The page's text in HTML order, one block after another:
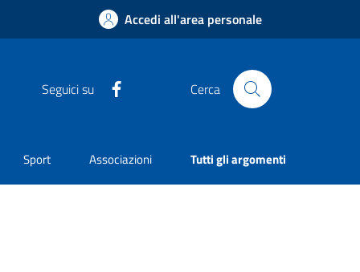
Accedi all'area personale
Seguici su Cerca
Sport Associazioni Tutti gli argomenti